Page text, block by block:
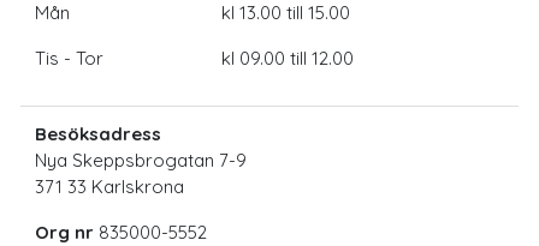
Mån
Tis - Tor
kl 13.00 till 15.00
kl 09.00 till 12.00
Besöksadress
Nya Skeppsbrogatan 7-9
371 33 Karlskrona
Org nr 835000-5552